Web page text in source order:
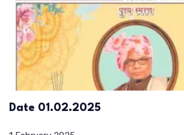
Date 01.02.2025